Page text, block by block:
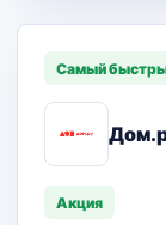
Самый
Акция